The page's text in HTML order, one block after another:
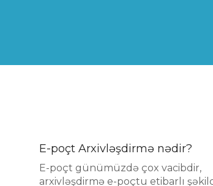
E-poçt Arxivləşdirmə nədir?
E-poçt günümüzdə çox vacibdir,
arxivləşdirmə e-poçtu etibarlı